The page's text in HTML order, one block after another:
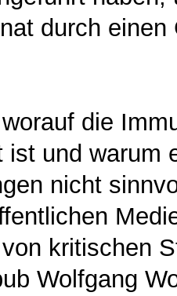
durch
die
ist und warum
nicht
kritischen
Wolfgang